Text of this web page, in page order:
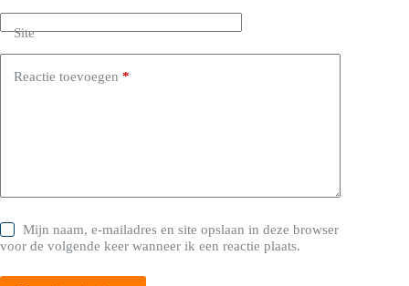
Site
Reactie toevoegen *
Mijn naam, e-mailadres en site opslaan in deze browser
voor de volgende keer wanneer ik een reactie plaats.